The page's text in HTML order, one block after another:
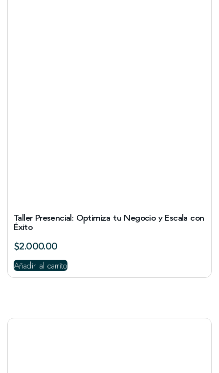
Taller Presencial: Optimiza tu Negocio y Escala con
Éxito
$2.000.00
Añadir al carrito